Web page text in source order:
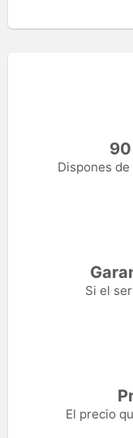
Dispones
Si el
El precio